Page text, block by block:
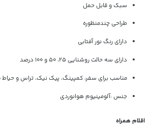
سبک و قابل حمل
طراحی چندمنظوره
دارای رنگ نور آفتابی
دارای سه حالت روشنایی 25، 50 و 100 درصد
مناسب برای سفر، کمپینگ، پیک نیک، تراس و حیاط
جنس :آلومینیوم هوانوردی
اقلام همراه